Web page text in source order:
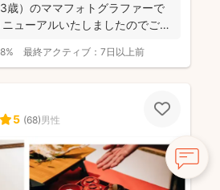
歳）のママフォトグラファーで
ューアルいたしましたのでご案
最終アクティブ： 7日以上前
5 (68)男性